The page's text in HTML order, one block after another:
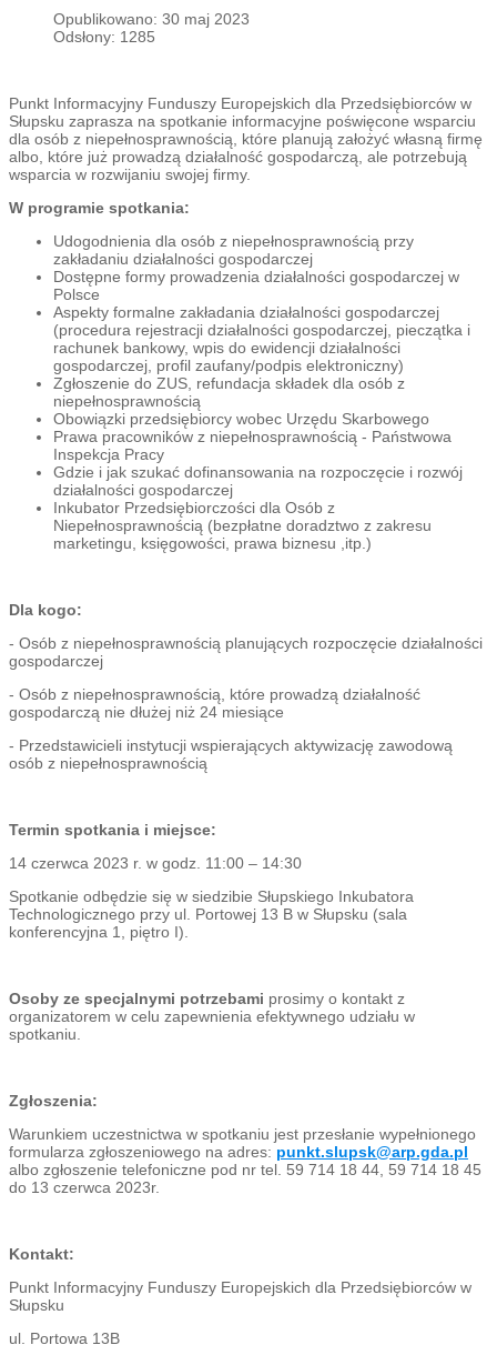
Opublikowano: 30 maj 2023
Odsłony: 1285
Punkt Informacyjny Funduszy Europejskich dla Przedsiębiorców w
Słupsku zaprasza na spotkanie informacyjne poświęcone wsparciu
dla osób z niepełnosprawnością, które planują założyć własną firmę
albo, które już prowadzą działalność gospodarczą, ale potrzebują
wsparcia w rozwijaniu swojej firmy.
W programie spotkania:
Udogodnienia dla osób z niepełnosprawnością przy
zakładaniu działalności gospodarczej
Dostępne formy prowadzenia działalności gospodarczej w
Polsce
Aspekty formalne zakładania działalności gospodarczej
(procedura rejestracji działalności gospodarczej, pieczątka i
rachunek bankowy, wpis do ewidencji działalności
gospodarczej, profil zaufany/podpis elektroniczny)
Zgłoszenie do ZUS, refundacja składek dla osób z
niepełnosprawnością
Obowiązki przedsiębiorcy wobec Urzędu Skarbowego
Prawa pracowników z niepełnosprawnością - Państwowa
Inspekcja Pracy
Gdzie i jak szukać dofinansowania na rozpoczęcie i rozwój
działalności gospodarczej
Inkubator Przedsiębiorczości dla Osób z
Niepełnosprawnością (bezpłatne doradztwo z zakresu
marketingu, księgowości, prawa biznesu ,itp.)
Dla kogo:
- Osób z niepełnosprawnością planujących rozpoczęcie działalności
gospodarczej
- Osób z niepełnosprawnością, które prowadzą działalność
gospodarczą nie dłużej niż 24 miesiące
- Przedstawicieli instytucji wspierających aktywizację zawodową
osób z niepełnosprawnością
Termin spotkania i miejsce:
14 czerwca 2023 r. w godz. 11:00 – 14:30
Spotkanie odbędzie się w siedzibie Słupskiego Inkubatora
Technologicznego przy ul. Portowej 13 B w Słupsku (sala
konferencyjna 1, piętro I).
Osoby ze specjalnymi potrzebami prosimy o kontakt z
organizatorem w celu zapewnienia efektywnego udziału w
spotkaniu.
Zgłoszenia:
Warunkiem uczestnictwa w spotkaniu jest przesłanie wypełnionego
formularza zgłoszeniowego na adres: punkt.slupsk@arp.gda.pl
albo zgłoszenie telefoniczne pod nr tel. 59 714 18 44, 59 714 18 45
do 13 czerwca 2023r.
Kontakt:
Punkt Informacyjny Funduszy Europejskich dla Przedsiębiorców w
Słupsku
ul. Portowa 13B